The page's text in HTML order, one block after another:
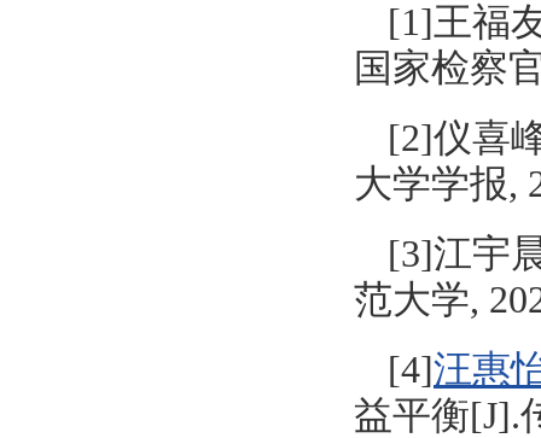
[1]王福
国家检察
[2]仪喜
大学学报,
[3]江宇
范大学,
[4]汪惠
益平衡[J].